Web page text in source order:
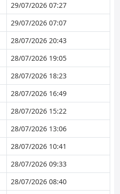
29/07/2026 07:27
29/07/2026 07:07
28/07/2026 20:43
28/07/2026 19:05
28/07/2026 18:23
28/07/2026 16:49
28/07/2026 15:22
28/07/2026 13:06
28/07/2026 10:41
28/07/2026 09:33
28/07/2026 08:40